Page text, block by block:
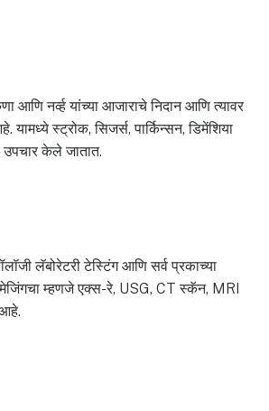
आणि नर्व्ह यांच्या आजाराचे निदान आणि त्यावर
यामध्ये स्ट्रोक, सिजर्स, पार्किन्सन, डिमेंशिया
उपचार केले जातात.
लॅबोरेटरी टेस्टिंग आणि सर्व प्रकाच्या
म्हणजे एक्स-रे, USG, CT स्कॅन, MRI